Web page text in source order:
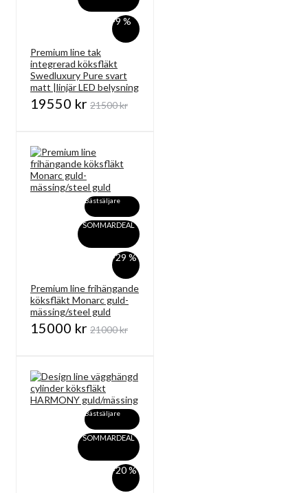
-9 %
Premium line tak
integrerad köksfläkt
Swedluxury Pure svart
matt |linjär LED belysning
19550 kr 21500 kr
Bästsäljare
SOMMARDEAL
-29 %
Premium line frihängande
köksfläkt Monarc guld-
mässing/steel guld
15000 kr 21000 kr
Bästsäljare
SOMMARDEAL
-20 %